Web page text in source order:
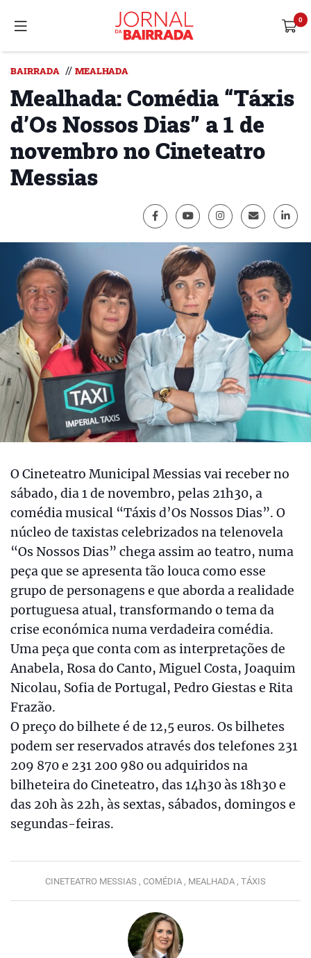
BAIRRADA // MEALHADA
Mealhada: Comédia “Táxis
d’Os Nossos Dias” a 1 de
novembro no Cineteatro
Messias
O Cineteatro Municipal Messias vai receber no
sábado, dia 1 de novembro, pelas 21h30, a
comédia musical “Táxis d’Os Nossos Dias”. O
núcleo de taxistas celebrizados na telenovela
“Os Nossos Dias” chega assim ao teatro, numa
peça que se apresenta tão louca como esse
grupo de personagens e que aborda a realidade
portuguesa atual, transformando o tema da
crise económica numa verdadeira comédia.
Uma peça que conta com as interpretações de
Anabela, Rosa do Canto, Miguel Costa, Joaquim
Nicolau, Sofia de Portugal, Pedro Giestas e Rita
Frazão.
O preço do bilhete é de 12,5 euros. Os bilhetes
podem ser reservados através dos telefones 231
209 870 e 231 200 980 ou adquiridos na
bilheteira do Cineteatro, das 14h30 às 18h30 e
das 20h às 22h, às sextas, sábados, domingos e
segundas-feiras.
CINETEATRO MESSIAS , COMÉDIA , MEALHADA , TÁXIS